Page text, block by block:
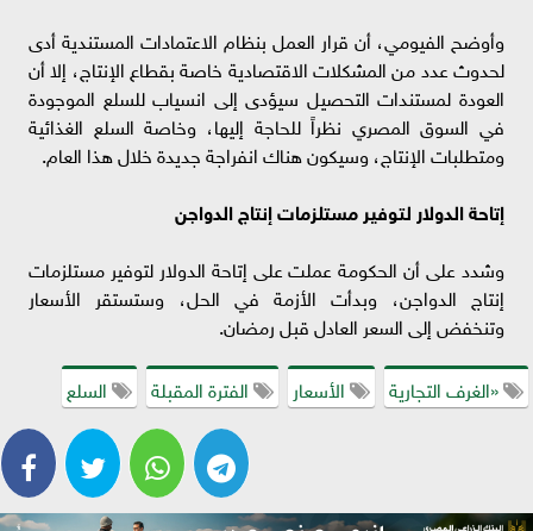
وأوضح الفيومي، أن قرار العمل بنظام الاعتمادات المستندية أدى
لحدوث عدد من المشكلات الاقتصادية خاصة بقطاع الإنتاج، إلا أن
العودة لمستندات التحصيل سيؤدى إلى انسياب للسلع الموجودة
في السوق المصري نظراً للحاجة إليها، وخاصة السلع الغذائية
ومتطلبات الإنتاج، وسيكون هناك انفراجة جديدة خلال هذا العام.
إتاحة الدولار لتوفير مستلزمات إنتاج الدواجن
وشدد على أن الحكومة عملت على إتاحة الدولار لتوفير مستلزمات
إنتاج الدواجن، وبدأت الأزمة في الحل، وستستقر الأسعار
وتنخفض إلى السعر العادل قبل رمضان.
«الغرف التجارية
الأسعار الفترة المقبلة السلع